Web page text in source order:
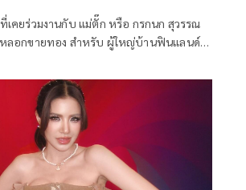
เคยร่วมงานกับ แม่ตั๊ก หรือ กรกนก สุวรรณ
ลอกขายทอง สำหรับ ผู้ใหญ่บ้านฟินแลนด์
ตัว เจอกัน 2 ครั้งตอนที่เขาจ้างมาไลฟ์ขาย
ฟ์ปุ๊บก็กลับทันทีเพราะมีงานคอนเสิร์ตต่อ